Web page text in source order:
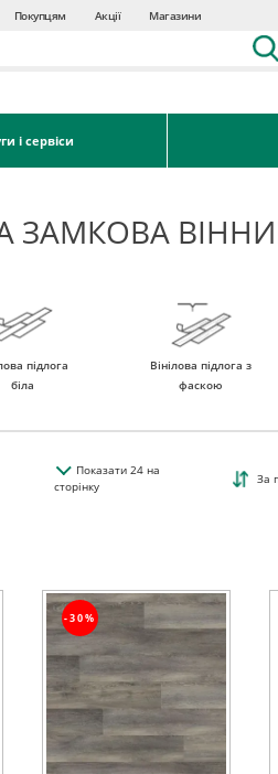
Покупцям Акції Магазини
і сервіси
ЗАМКОВА
підлога
біла
Вінілова підлога з
фаскою
Показати24на
сторінку
За
-30%